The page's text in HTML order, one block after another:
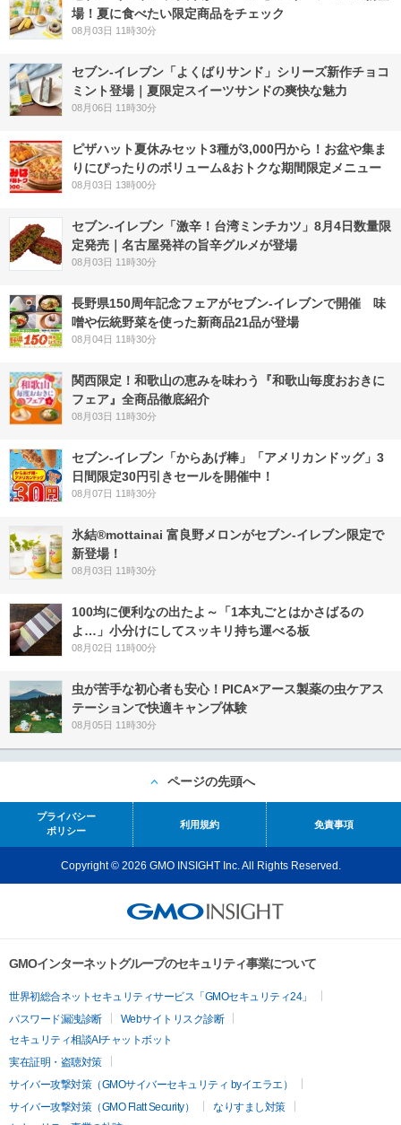
場！夏に食べたい限定商品をチェック
08月03日 11時30分
セブン‐イレブン「よくばりサンド」シリーズ新作チョコ
ミント登場｜夏限定スイーツサンドの爽快な魅力
08月06日 11時30分
ピザハット夏休みセット3種が3,000円から！お盆や集ま
りにぴったりのボリューム&おトクな期間限定メニュー
08月03日 13時00分
セブン-イレブン「激辛！台湾ミンチカツ」8月4日数量限
定発売｜名古屋発祥の旨辛グルメが登場
08月03日 11時30分
長野県150周年記念フェアがセブン-イレブンで開催 味
噌や伝統野菜を使った新商品21品が登場
08月04日 11時30分
関西限定！和歌山の恵みを味わう『和歌山毎度おおきに
フェア』全商品徹底紹介
08月03日 11時30分
セブン‐イレブン「からあげ棒」「アメリカンドッグ」3
日間限定30円引きセールを開催中！
08月07日 11時30分
氷結®mottainai 富良野メロンがセブン‐イレブン限定で
新登場！
08月03日 11時30分
100均に便利なの出たよ～「1本丸ごとはかさばるの
よ…」小分けにしてスッキリ持ち運べる板
08月02日 11時00分
虫が苦手な初心者も安心！PICA×アース製薬の虫ケアス
テーションで快適キャンプ体験
08月05日 11時30分
ページの先頭へ
プライバシー
ポリシー
利用規約 免責事項
Copyright © 2026 GMO INSIGHT Inc. All Rights Reserved.
GMOインターネットグループのセキュリティ事業について
世界初総合ネットセキュリティサービス「GMOセキュリティ24」
パスワード漏洩診断
Webサイトリスク診断
セキュリティ相談AIチャットボット
実在証明・盗聴対策
サイバー攻撃対策（GMOサイバーセキュリティ byイエラエ）
サイバー攻撃対策（GMO Flatt Security）
なりすまし対策